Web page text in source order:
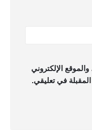
الإلكتروني
في تعليقي.